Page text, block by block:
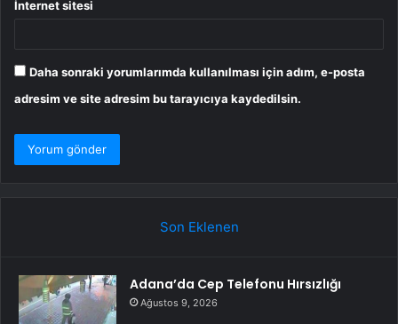
İnternet sitesi
Daha sonraki yorumlarımda kullanılması için adım, e-posta
adresim ve site adresim bu tarayıcıya kaydedilsin.
Son Eklenen
Adana’da Cep Telefonu Hırsızlığı
Ağustos 9, 2026